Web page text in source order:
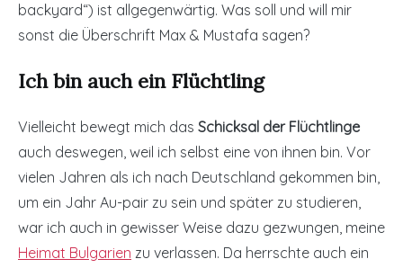
backyard“) ist allgegenwärtig. Was soll und will mir
sonst die Überschrift Max & Mustafa sagen?
Ich bin auch ein Flüchtling
Vielleicht bewegt mich das Schicksal der Flüchtlinge
auch deswegen, weil ich selbst eine von ihnen bin. Vor
vielen Jahren als ich nach Deutschland gekommen bin,
um ein Jahr Au-pair zu sein und später zu studieren,
war ich auch in gewisser Weise dazu gezwungen, meine
Heimat Bulgarien zu verlassen. Da herrschte auch ein